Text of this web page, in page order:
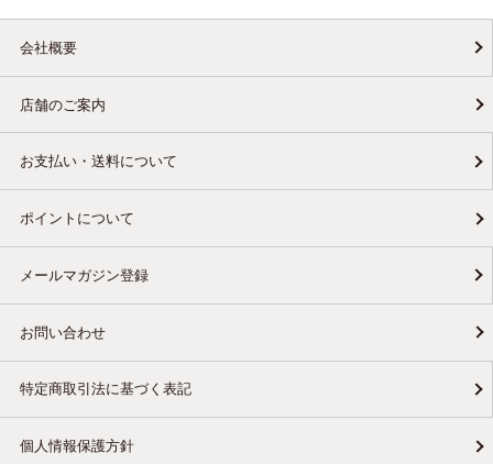
会社概要
店舗のご案内
お支払い・送料について
ポイントについて
メールマガジン登録
お問い合わせ
特定商取引法に基づく表記
個人情報保護方針